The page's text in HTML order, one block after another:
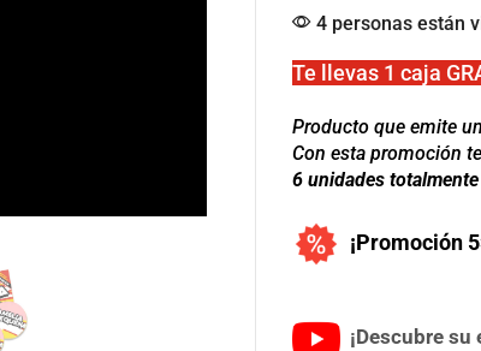
4 personas están
Te llevas 1 caja
Producto que emite
Con esta promoción
6 unidades totalmente
¡Promoción
¡Descubre